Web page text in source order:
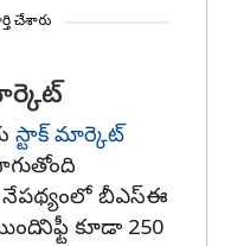
చేశారు
స్టాక్‌ మార్కెట్‌
నేపథ్యంలో బీఎస్‌ఈ
నిఫ్టీ కూడా 250